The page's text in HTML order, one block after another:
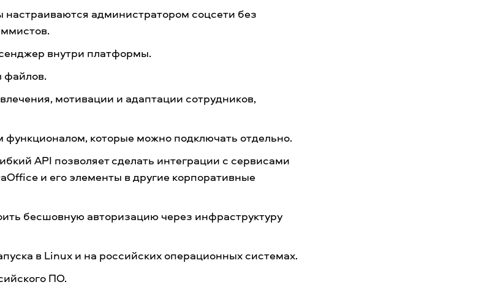
администратором соцсети без
внутри платформы.
файлов.
мотивации и адаптации сотрудников,
которые можно подключать отдельно.
API позволяет сделать интеграции с сервисами
и его элементы в другие корпоративные
бесшовную авторизацию через инфраструктуру
в Linux и на российских операционных системах.
ПО.